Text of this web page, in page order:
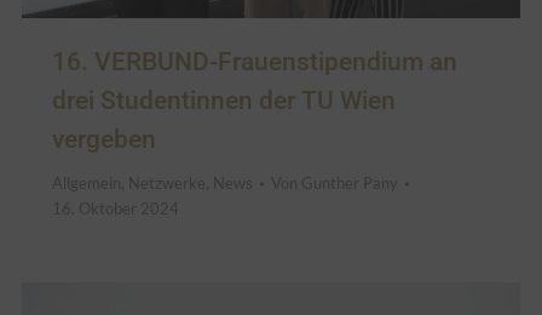
16. VERBUND-Frauenstipendium an
drei Studentinnen der TU Wien
vergeben
Allgemein, Netzwerke, News Von Gunther Pany
16. Oktober 2024